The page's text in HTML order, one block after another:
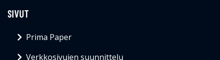
SIVUT
Prima Paper
Verkkosivujen suunnittelu